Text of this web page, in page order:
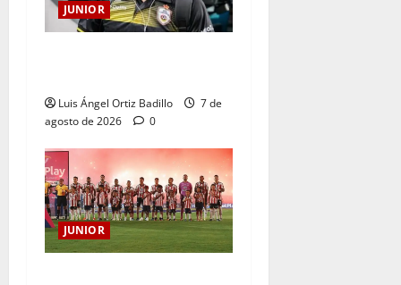
JUNIOR
Luis Ángel Ortiz Badillo
7 de
agosto de 2026
0
JUNIOR